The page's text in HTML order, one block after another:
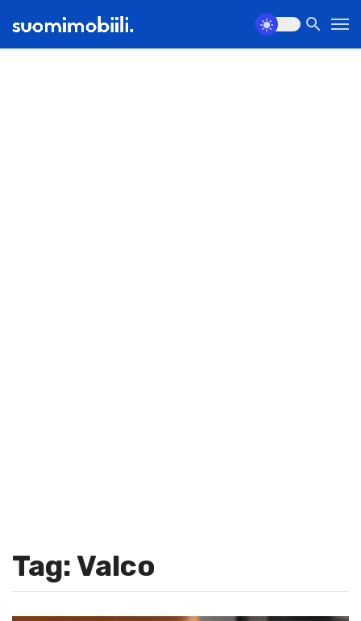
Tag: Valco